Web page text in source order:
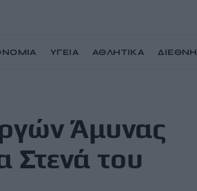
ΥΓΕΙΑ ΑΘΛΗΤΙΚΑ ΔΙΕΘΝΗ
του Ορμούζ – Παρών ο Δένδιας
Άμυνας
Στενά του